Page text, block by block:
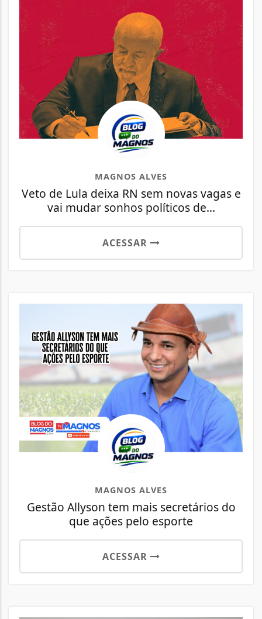
MAGNOS ALVES
Veto de Lula deixa RN sem novas vagas e
vai mudar sonhos políticos de...
ACESSAR
MAGNOS ALVES
Gestão Allyson tem mais secretários do
que ações pelo esporte
ACESSAR